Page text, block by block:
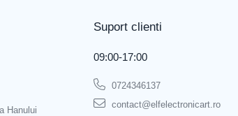
Hanului
Suport clienti
09:00-17:00
0724346137
contact@elfelectronicart.ro